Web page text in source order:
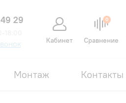
29
Кабинет
0
Сравнение
Монтаж Контакты